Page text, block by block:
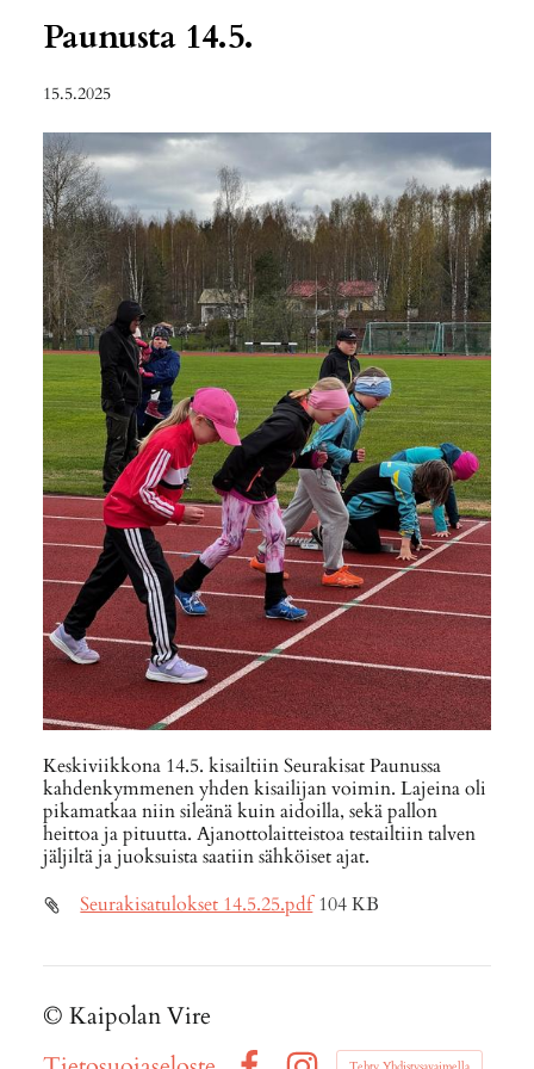
Paunusta 14.5.
15.5.2025
Keskiviikkona 14.5. kisailtiin Seurakisat Paunussa
kahdenkymmenen yhden kisailijan voimin. Lajeina oli
pikamatkaa niin sileänä kuin aidoilla, sekä pallon
heittoa ja pituutta. Ajanottolaitteistoa testailtiin talven
jäljiltä ja juoksuista saatiin sähköiset ajat.
Seurakisatulokset 14.5.25.pdf 104 KB
© Kaipolan Vire